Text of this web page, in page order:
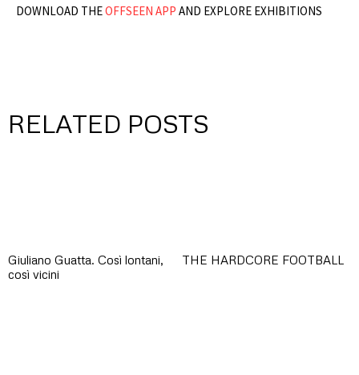
DOWNLOAD THEOFFSEEN APP AND EXPLORE EXHIBITIONS
RELATED POSTS
Giuliano Guatta. Così lontani,
così vicini
THE HARDCORE FOOTBALL